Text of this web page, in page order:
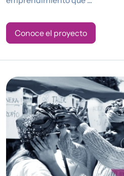
Conoce el proyecto